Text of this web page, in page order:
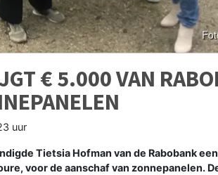
€ 5.000 VAN
uur
Tietsia Hofman van de Rabobank
voor de aanschaf van zonnepanelen.